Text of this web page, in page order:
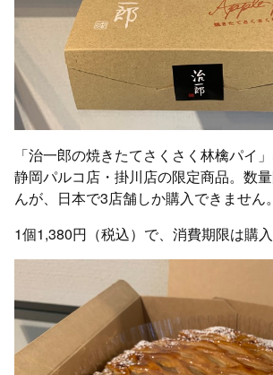
「治一郎の焼きたてさくさく林檎パイ
静岡パルコ店・掛川店の限定商品。数
んが、日本で3店舗しか購入できません。
1個1,380円（税込）で、消費期限は購入